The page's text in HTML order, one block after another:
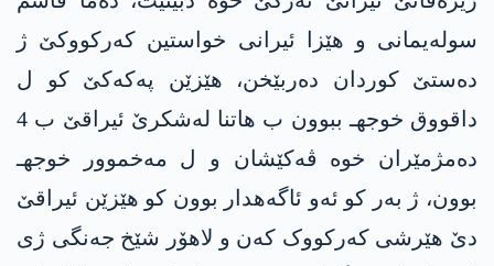
سوله‌یمانی و ھێزا ئیرانی خواستین کەرکووکێ ژ
دەستێ کوردان دەربێخن، ھێزێن پەکەکێ کو ل
داقووق خوجهـ ببوون ب ھاتنا لەشکرێ ئیراقێ ب 4
دەمژمێران خوه‌ ڤەکێشان و ل مەخموور خوجهـ
بوون، ژ بەر کو ئەو ئاگەھدار بوون کو ھێزێن ئیراقێ
دێ ھێرشی کەرکووک كه‌ن و لاھۆر شێخ جەنگی ژی